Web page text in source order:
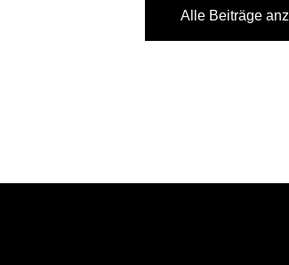
Alle Beiträge